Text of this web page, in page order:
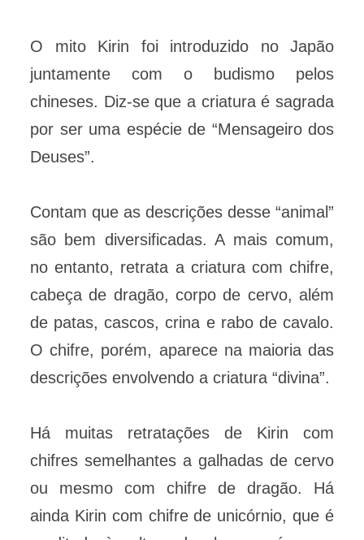
O mito Kirin foi introduzido no Japão
juntamente com o budismo pelos
chineses. Diz-se que a criatura é sagrada
por ser uma espécie de “Mensageiro dos
Deuses”.
Contam que as descrições desse “animal”
são bem diversificadas. A mais comum,
no entanto, retrata a criatura com chifre,
cabeça de dragão, corpo de cervo, além
de patas, cascos, crina e rabo de cavalo.
O chifre, porém, aparece na maioria das
descrições envolvendo a criatura “divina”.
Há muitas retratações de Kirin com
chifres semelhantes a galhadas de cervo
ou mesmo com chifre de dragão. Há
ainda Kirin com chifre de unicórnio, que é